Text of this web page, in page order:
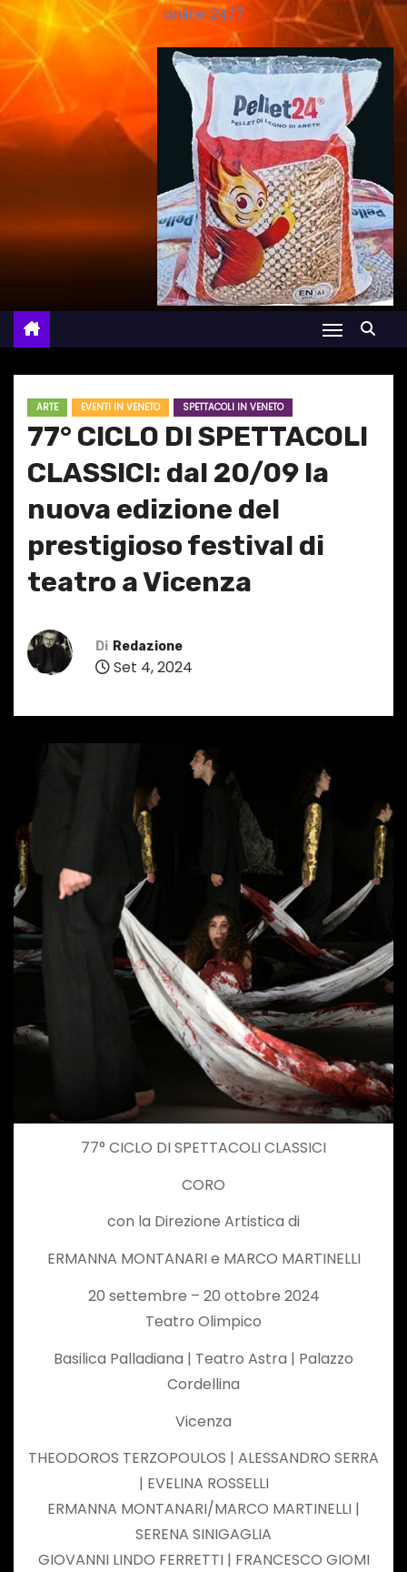
online 24/7
ARTE EVENTI IN VENETO SPETTACOLI IN VENETO
77° CICLO DI SPETTACOLI
CLASSICI: dal 20/09 la
nuova edizione del
prestigioso festival di
teatro a Vicenza
Di Redazione
Set 4, 2024
77° CICLO DI SPETTACOLI CLASSICI
CORO
con la Direzione Artistica di
ERMANNA MONTANARI e MARCO MARTINELLI
20 settembre – 20 ottobre 2024
Teatro Olimpico
Basilica Palladiana | Teatro Astra | Palazzo
Cordellina
Vicenza
THEODOROS TERZOPOULOS | ALESSANDRO SERRA
| EVELINA ROSSELLI
ERMANNA MONTANARI/MARCO MARTINELLI |
SERENA SINIGAGLIA
GIOVANNI LINDO FERRETTI | FRANCESCO GIOMI